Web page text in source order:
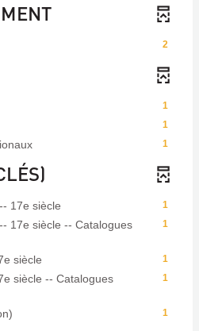
2
1
1
1
1
17e siècle
1
17e siècle -- Catalogues
1
siècle
1
siècle -- Catalogues
1